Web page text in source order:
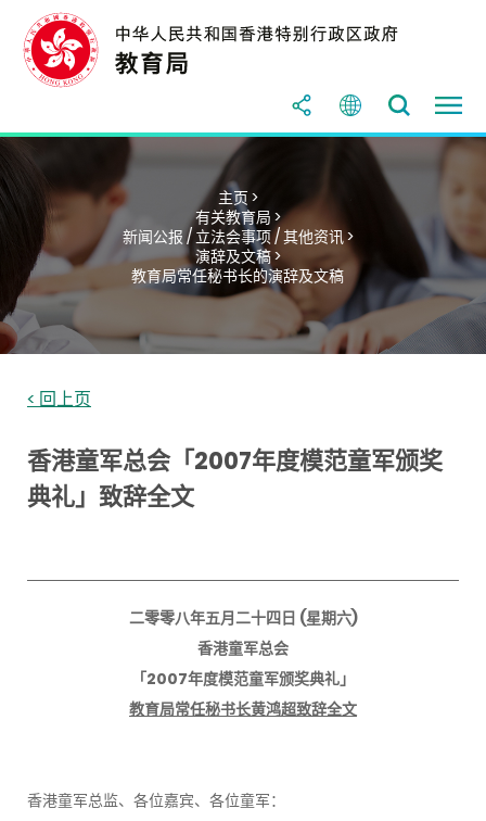
主页 >
有关教育局 >
新闻公报 / 立法会事项 / 其他资讯 >
演辞及文稿 >
教育局常任秘书长的演辞及文稿
< 回上页
香港童军总会「2007年度模范童军颁奖
典礼」致辞全文
二零零八年五月二十四日 (星期六)
香港童军总会
「2007年度模范童军颁奖典礼」
教育局常任秘书长黄鸿超致辞全文
香港童军总监、各位嘉宾、各位童军：